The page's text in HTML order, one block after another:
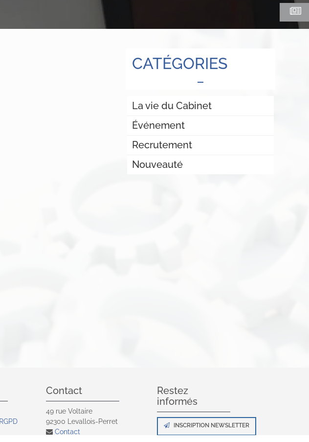
CATÉGORIES
La vie du Cabinet
Événement
Recrutement
Nouveauté
Contact
49 rue Voltaire
92300 Levallois-Perret
Contact
Restez
informés
INSCRIPTION NEWSLETTER